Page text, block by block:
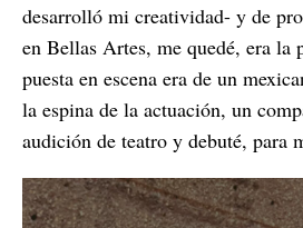
desarrolló mi creatividad- y de
en Bellas Artes, me quedé, era la
puesta en escena era de un
la espina de la actuación, un
audición de teatro y debuté, para